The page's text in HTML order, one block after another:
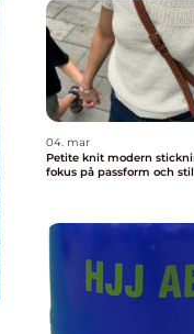
04. mar
Petite knit modern stickning med
fokus på passform och stil